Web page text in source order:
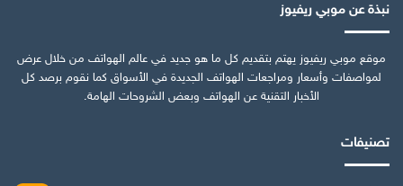
نبذة عن موبي ريفيوز
موقع موبي ريفيوز يهتم بتقديم كل ما هو جديد في عالم الهواتف من خلال عرض
لمواصفات وأسعار ومراجعات الهواتف الجديدة في الأسواق كما نقوم برصد كل
الأخبار التقنية عن الهواتف وبعض الشروحات الهامة.
تصنيفات